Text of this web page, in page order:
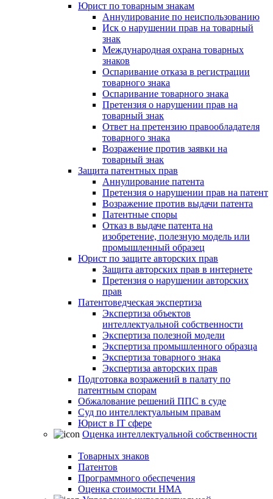
Юрист по товарным знакам
Аннулирование по неиспользованию
Иск о нарушении прав на товарный
знак
Международная охрана товарных
знаков
Оспаривание отказа в регистрации
товарного знака
Оспаривание товарного знака
Претензия о нарушении прав на
товарный знак
Ответ на претензию правообладателя
товарного знака
Возражение против заявки на
товарный знак
Защита патентных прав
Аннулирование патента
Претензия о нарушении прав на патент
Возражение против выдачи патента
Патентные споры
Отказ в выдаче патента на
изобретение, полезную модель или
промышленный образец
Юрист по защите авторских прав
Защита авторских прав в интернете
Претензия о нарушении авторских
прав
Патентоведческая экспертиза
Экспертиза объектов
интеллектуальной собственности
Экспертиза полезной модели
Экспертиза промышленного образца
Экспертиза товарного знака
Экспертиза авторских прав
Подготовка возражений в палату по
патентным спорам
Обжалование решений ППС в суде
Суд по интеллектуальным правам
Юрист в IT сфере
Оценка интеллектуальной собственности
Товарных знаков
Патентов
Программного обеспечения
Оценка стоимости НМА